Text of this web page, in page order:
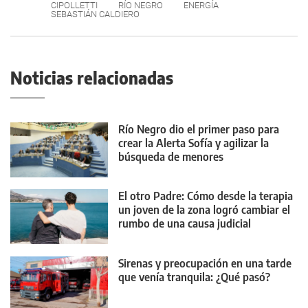
CIPOLLETTI
RÍO NEGRO
ENERGÍA
SEBASTIÁN CALDIERO
Noticias relacionadas
Río Negro dio el primer paso para
crear la Alerta Sofía y agilizar la
búsqueda de menores
El otro Padre: Cómo desde la terapia
un joven de la zona logró cambiar el
rumbo de una causa judicial
Sirenas y preocupación en una tarde
que venía tranquila: ¿Qué pasó?